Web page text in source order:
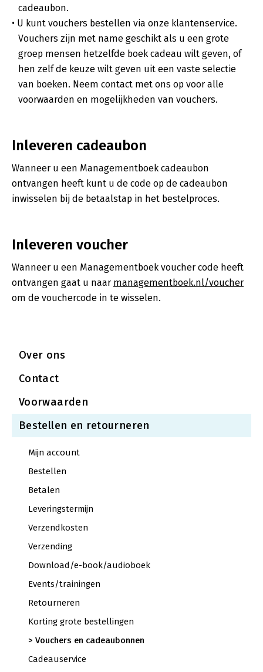
Over ons
Contact
Voorwaarden
Bestellen en retourneren
Mijn account
Bestellen
Betalen
Leveringstermijn
Verzendkosten
Verzending
Download/e-book/audioboek
Events/trainingen
Retourneren
Korting grote bestellingen
Vouchers en cadeaubonnen
Cadeauservice
cadeaubon.
U kunt vouchers bestellen via onze klantenservice.
Vouchers zijn met name geschikt als u een grote
groep mensen hetzelfde boek cadeau wilt geven, of
hen zelf de keuze wilt geven uit een vaste selectie
van boeken. Neem contact met ons op voor alle
voorwaarden en mogelijkheden van vouchers.
Inleveren cadeaubon
Wanneer u een Managementboek cadeaubon
ontvangen heeft kunt u de code op de cadeaubon
inwisselen bij de betaalstap in het bestelproces.
Inleveren voucher
Wanneer u een Managementboek voucher code heeft
ontvangen gaat u naar managementboek.nl/voucher
om de vouchercode in te wisselen.